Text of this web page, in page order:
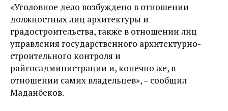
«Уголовное дело возбуждено в отношении
должностных лиц архитектуры и
градостроительства, также в отношении лиц
управления государственного архитектурно-
строительного контроля и
райгосадминистрации и, конечно же, в
отношении самих владельцев», – сообщил
Маданбеков.